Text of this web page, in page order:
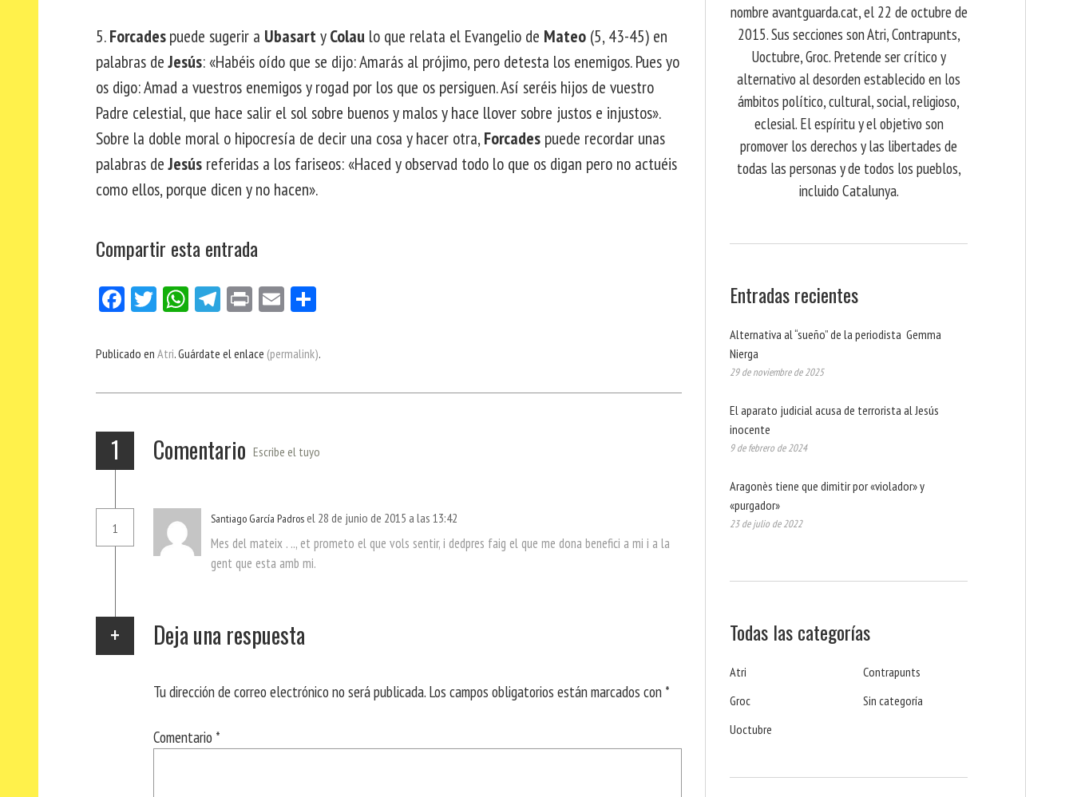
5.Forcadespuede sugerir a Ubasart yColau lo que relata el Evangelio de Mateo (5, 43-45) en
palabras deJesús: «Habéis oído que se dijo: Amarás al prójimo, pero detesta los enemigos. Pues yo
os digo: Amad a vuestros enemigos y rogad por los que os persiguen. Así seréis hijos de vuestro
Padre celestial, que hace salir el sol sobre buenos y malos y hace llover sobre justos e injustos».
Sobre la doble moral o hipocresía de decir una cosa y hacer otra,Forcades puede recordar unas
palabras deJesús referidas a los fariseos: «Haced y observad todo lo que os digan pero no actuéis
como ellos, porque dicen y no hacen».
Compartir esta entrada
Fa
bo
Tw
er
W
ts
p
Te
gr
m
Pri E
ail pa
r
Publicado en Atri. Guárdate el enlace (permalink).
1 Comentario Escribe el tuyo
1
Santiago García Padros el 28 de junio de 2015 a las 13:42
Mes del mateix . .., et prometo el que vols sentir, i dedpres faig el que me dona benefici a mi i a la
gent que esta amb mi.
Deja una respuesta
Tu dirección de correo electrónico no será publicada. Los campos obligatorios están marcados con *
Comentario *
nombre avantguarda.cat, el 22 de octubre de
2015. Sus secciones son Atri, Contrapunts,
Uoctubre, Groc. Pretende ser crítico y
alternativo al desorden establecido en los
ámbitos político, cultural, social, religioso,
eclesial. El espíritu y el objetivo son
promover los derechos y las libertades de
todas las personas y de todos los pueblos,
incluido Catalunya.
Entradas recientes
Alternativa al “sueño” de la periodista Gemma
Nierga
29 de noviembre de 2025
El aparato judicial acusa de terrorista al Jesús
inocente
9 de febrero de 2024
Aragonès tiene que dimitir por «violador» y
«purgador»
23 de julio de 2022
Todas las categorías
Atri
Contrapunts
Groc
Sin categoría
Uoctubre